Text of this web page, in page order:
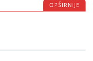
OPŠIRNIJE